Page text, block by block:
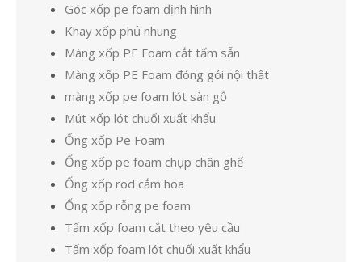
Góc xốp pe foam định hình
Khay xốp phủ nhung
Màng xốp PE Foam cắt tấm sẵn
Màng xốp PE Foam đóng gói nội thất
màng xốp pe foam lót sàn gỗ
Mút xốp lót chuối xuất khẩu
Ống xốp Pe Foam
Ống xốp pe foam chụp chân ghế
Ống xốp rod cắm hoa
Ống xốp rỗng pe foam
Tấm xốp foam cắt theo yêu cầu
Tấm xốp foam lót chuối xuất khẩu